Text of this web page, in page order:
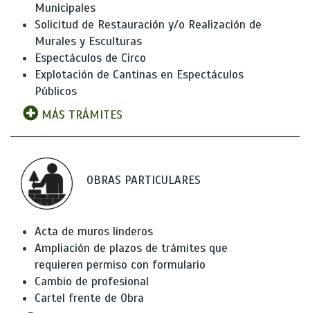
Municipales
Solicitud de Restauración y/o Realización de
Murales y Esculturas
Espectáculos de Circo
Explotación de Cantinas en Espectáculos
Públicos
MÁS TRÁMITES
OBRAS PARTICULARES
Acta de muros linderos
Ampliación de plazos de trámites que
requieren permiso con formulario
Cambio de profesional
Cartel frente de Obra